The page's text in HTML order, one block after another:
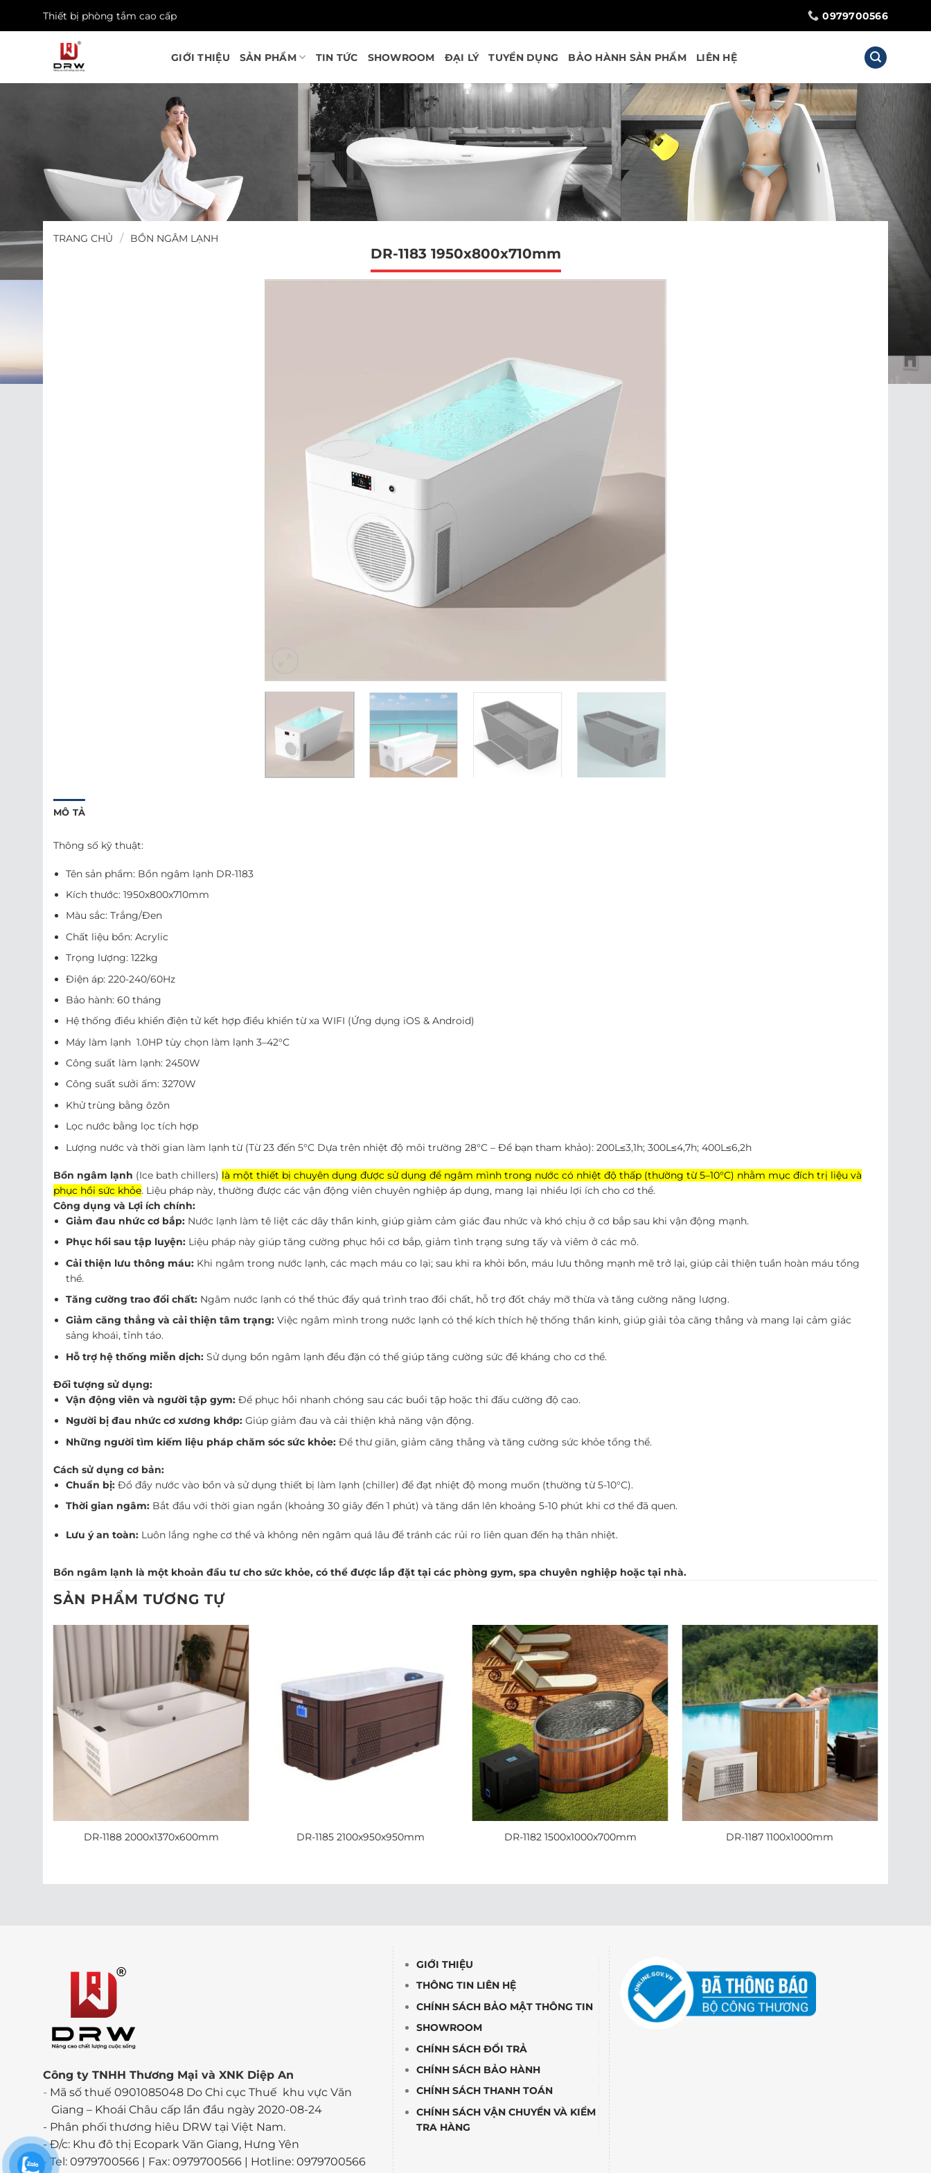
Thiết bị phòng tắm cao cấp 0979700566
GIỚI THIỆU SẢN PHẨM TIN TỨC SHOWROOM ĐẠI LÝ TUYỂN DỤNG BẢO HÀNH SẢN PHẨM LIÊN HỆ
TRANG CHỦ / BỒN NGÂM LẠNH
DR-1183 1950x800x710mm
MÔ TẢ
Thông số kỹ thuật:
Tên sản phẩm: Bồn ngâm lạnh DR-1183
Kích thước: 1950x800x710mm
Màu sắc: Trắng/Đen
Chất liệu bồn: Acrylic
Trọng lượng: 122kg
Điện áp: 220-240/60Hz
Bảo hành: 60 tháng
Hệ thống điều khiển điện tử kết hợp điều khiển từ xa WIFI (Ứng dụng iOS & Android)
Máy làm lạnh 1.0HP tùy chọn làm lạnh 3–42°C
Công suất làm lạnh: 2450W
Công suất sưởi ấm: 3270W
Khử trùng bằng ôzôn
Lọc nước bằng lọc tích hợp
Lượng nước và thời gian làm lạnh từ (Từ 23 đến 5°C Dựa trên nhiệt độ môi trường 28°C – Để bạn tham khảo): 200L≤3,1h; 300L≤4,7h; 400L≤6,2h
Bồn ngâm lạnh (Ice bath chillers) là một thiết bị chuyên dụng được sử dụng để ngâm mình trong nước có nhiệt độ thấp (thường từ 5–10°C) nhằm mục đích trị liệu và
phục hồi sức khỏe. Liệu pháp này, thường được các vận động viên chuyên nghiệp áp dụng, mang lại nhiều lợi ích cho cơ thể.
Công dụng và Lợi ích chính:
Giảm đau nhức cơ bắp: Nước lạnh làm tê liệt các dây thần kinh, giúp giảm cảm giác đau nhức và khó chịu ở cơ bắp sau khi vận động mạnh.
Phục hồi sau tập luyện: Liệu pháp này giúp tăng cường phục hồi cơ bắp, giảm tình trạng sưng tấy và viêm ở các mô.
Cải thiện lưu thông máu: Khi ngâm trong nước lạnh, các mạch máu co lại; sau khi ra khỏi bồn, máu lưu thông mạnh mẽ trở lại, giúp cải thiện tuần hoàn máu tổng
thể.
Tăng cường trao đổi chất: Ngâm nước lạnh có thể thúc đẩy quá trình trao đổi chất, hỗ trợ đốt cháy mỡ thừa và tăng cường năng lượng.
Giảm căng thẳng và cải thiện tâm trạng: Việc ngâm mình trong nước lạnh có thể kích thích hệ thống thần kinh, giúp giải tỏa căng thẳng và mang lại cảm giác
sảng khoái, tỉnh táo.
Hỗ trợ hệ thống miễn dịch: Sử dụng bồn ngâm lạnh đều đặn có thể giúp tăng cường sức đề kháng cho cơ thể.
Đối tượng sử dụng:
Vận động viên và người tập gym: Để phục hồi nhanh chóng sau các buổi tập hoặc thi đấu cường độ cao.
Người bị đau nhức cơ xương khớp: Giúp giảm đau và cải thiện khả năng vận động.
Những người tìm kiếm liệu pháp chăm sóc sức khỏe: Để thư giãn, giảm căng thẳng và tăng cường sức khỏe tổng thể.
Cách sử dụng cơ bản:
Chuẩn bị: Đổ đầy nước vào bồn và sử dụng thiết bị làm lạnh (chiller) để đạt nhiệt độ mong muốn (thường từ 5-10°C).
Thời gian ngâm: Bắt đầu với thời gian ngắn (khoảng 30 giây đến 1 phút) và tăng dần lên khoảng 5-10 phút khi cơ thể đã quen.
Lưu ý an toàn: Luôn lắng nghe cơ thể và không nên ngâm quá lâu để tránh các rủi ro liên quan đến hạ thân nhiệt.
Bồn ngâm lạnh là một khoản đầu tư cho sức khỏe, có thể được lắp đặt tại các phòng gym, spa chuyên nghiệp hoặc tại nhà.
SẢN PHẨM TƯƠNG TỰ
DR-1188 2000x1370x600mm DR-1185 2100x950x950mm DR-1182 1500x1000x700mm DR-1187 1100x1000mm
Công ty TNHH Thương Mại và XNK Diệp An
- Mã số thuế 0901085048 Do Chi cục Thuế khu vực Văn
Giang – Khoái Châu cấp lần đầu ngày 2020-08-24
- Phân phối thương hiêu DRW tại Việt Nam.
- Đ/c: Khu đô thị Ecopark Văn Giang, Hưng Yên
- Tel: 0979700566 | Fax: 0979700566 | Hotline: 0979700566
GIỚI THIỆU
THÔNG TIN LIÊN HỆ
CHÍNH SÁCH BẢO MẬT THÔNG TIN
SHOWROOM
CHÍNH SÁCH ĐỔI TRẢ
CHÍNH SÁCH BẢO HÀNH
CHÍNH SÁCH THANH TOÁN
CHÍNH SÁCH VẬN CHUYỂN VÀ KIỂM
TRA HÀNG